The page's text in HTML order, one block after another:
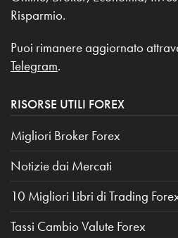
Risparmio.
Puoi rimanere aggiornato
Telegram.
RISORSE UTILI FOREX
Migliori Broker Forex
Notizie dai Mercati
10 Migliori Libri di Trading
Tassi Cambio Valute Forex